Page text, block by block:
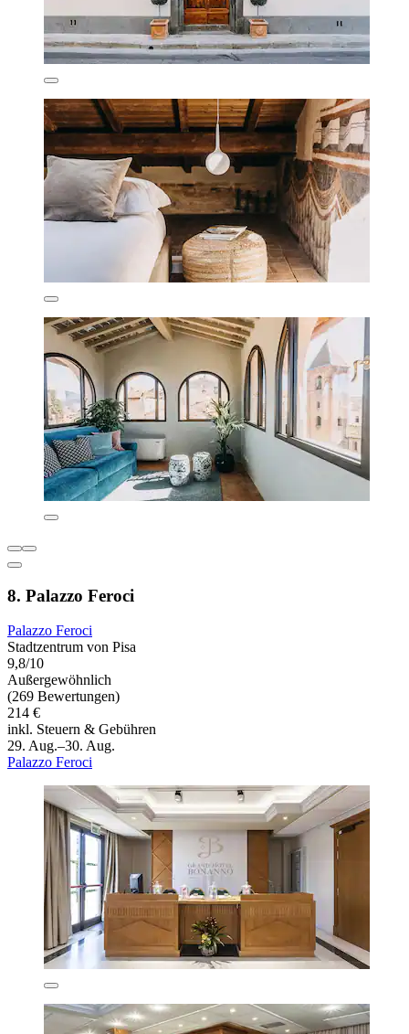
8. Palazzo Feroci
Palazzo Feroci
Stadtzentrum von Pisa
9,8/10
Außergewöhnlich
(269 Bewertungen)
214 €
inkl. Steuern & Gebühren
29. Aug.–30. Aug.
Palazzo Feroci